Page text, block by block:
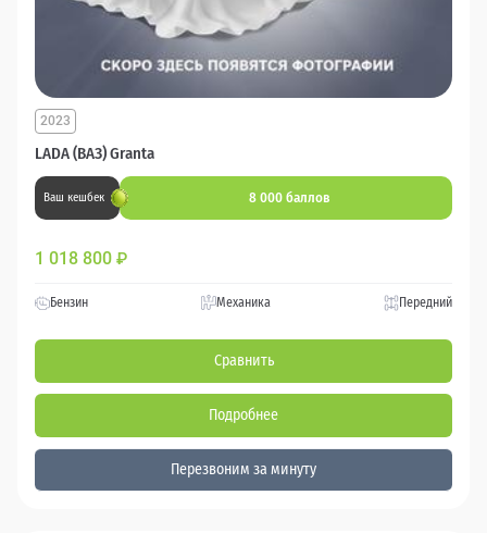
LADA (ВАЗ) Granta
2023
Ваш кешбек 8 000 баллов
1 018 800 ₽
Бензин Механика Передний
Сравнить
Подробнее
Перезвоним за минуту